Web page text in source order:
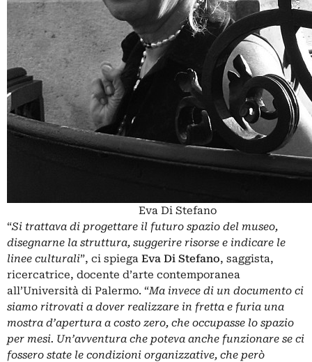
Eva Di Stefano
“Si trattava di progettare il futuro spazio del museo,
disegnarne la struttura, suggerire risorse e indicare le
linee culturali”, ci spiega Eva Di Stefano, saggista,
ricercatrice, docente d’arte contemporanea
all’Università di Palermo. “Ma invece di un documento ci
siamo ritrovati a dover realizzare in fretta e furia una
mostra d’apertura a costo zero, che occupasse lo spazio
per mesi. Un’avventura che poteva anche funzionare se ci
fossero state le condizioni organizzative, che però